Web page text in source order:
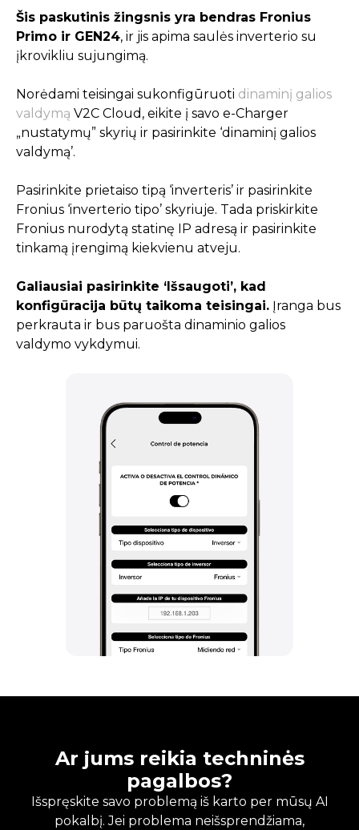
Šis paskutinis žingsnis yra bendras Fronius
Primo ir GEN24, ir jis apima saulės inverterio su
įkrovikliu sujungimą.
Norėdami teisingai sukonfigūruoti dinaminį galios
valdymą V2C Cloud, eikite į savo e-Charger
„nustatymų” skyrių ir pasirinkite ‘dinaminį galios
valdymą’.
Pasirinkite prietaiso tipą ‘inverteris’ ir pasirinkite
Fronius ‘inverterio tipo’ skyriuje. Tada priskirkite
Fronius nurodytą statinę IP adresą ir pasirinkite
tinkamą įrengimą kiekvienu atveju.
Galiausiai pasirinkite ‘Išsaugoti’, kad
konfigūracija būtų taikoma teisingai. Įranga bus
perkrauta ir bus paruošta dinaminio galios
valdymo vykdymui.
Ar jums reikia techninės
pagalbos?
Išspręskite savo problemą iš karto per mūsų AI
pokalbį. Jei problema neišsprendžiama,